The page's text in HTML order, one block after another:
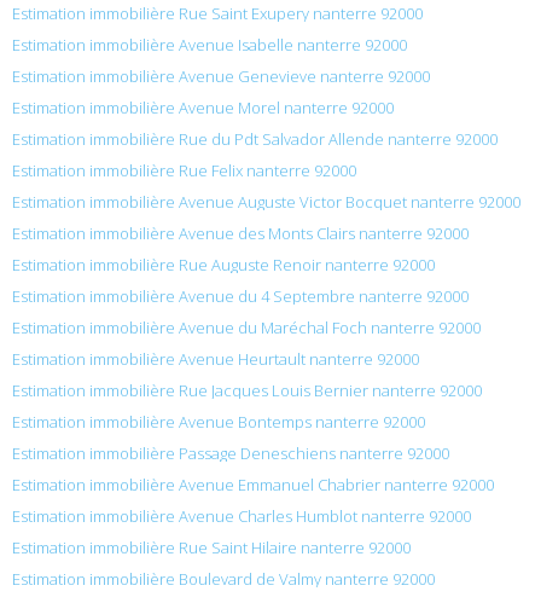
Estimation immobilière Rue Saint Exupery nanterre 92000
Estimation immobilière Avenue Isabelle nanterre 92000
Estimation immobilière Avenue Genevieve nanterre 92000
Estimation immobilière Avenue Morel nanterre 92000
Estimation immobilière Rue du Pdt Salvador Allende nanterre 92000
Estimation immobilière Rue Felix nanterre 92000
Estimation immobilière Avenue Auguste Victor Bocquet nanterre 92000
Estimation immobilière Avenue des Monts Clairs nanterre 92000
Estimation immobilière Rue Auguste Renoir nanterre 92000
Estimation immobilière Avenue du 4 Septembre nanterre 92000
Estimation immobilière Avenue du Maréchal Foch nanterre 92000
Estimation immobilière Avenue Heurtault nanterre 92000
Estimation immobilière Rue Jacques Louis Bernier nanterre 92000
Estimation immobilière Avenue Bontemps nanterre 92000
Estimation immobilière Passage Deneschiens nanterre 92000
Estimation immobilière Avenue Emmanuel Chabrier nanterre 92000
Estimation immobilière Avenue Charles Humblot nanterre 92000
Estimation immobilière Rue Saint Hilaire nanterre 92000
Estimation immobilière Boulevard de Valmy nanterre 92000